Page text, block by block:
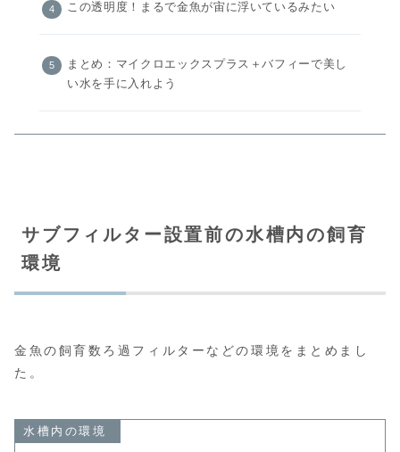
この透明度！まるで金魚が宙に浮いているみたい
まとめ：マイクロエックスプラス＋バフィーで美し
い水を手に入れよう
サブフィルター設置前の水槽内の飼育
環境
金魚の飼育数ろ過フィルターなどの環境をまとめまし
た。
水槽内の環境